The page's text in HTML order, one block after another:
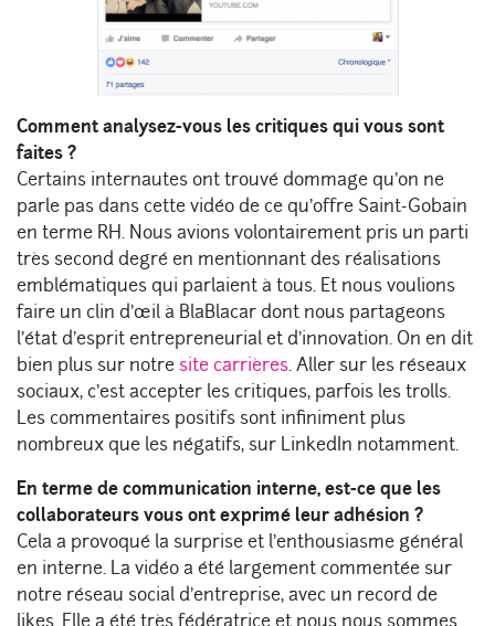
Comment analysez-vous les critiques qui vous sont
faites ?
Certains internautes ont trouvé dommage qu’on ne
parle pas dans cette vidéo de ce qu’offre Saint-Gobain
en terme RH. Nous avions volontairement pris un parti
très second degré en mentionnant des réalisations
emblématiques qui parlaient à tous. Et nous voulions
faire un clin d’œil à BlaBlacar dont nous partageons
l’état d’esprit entrepreneurial et d’innovation. On en dit
bien plus sur notre site carrières. Aller sur les réseaux
sociaux, c’est accepter les critiques, parfois les trolls.
Les commentaires positifs sont infiniment plus
nombreux que les négatifs, sur LinkedIn notamment.
En terme de communication interne, est-ce que les
collaborateurs vous ont exprimé leur adhésion ?
Cela a provoqué la surprise et l’enthousiasme général
en interne. La vidéo a été largement commentée sur
notre réseau social d’entreprise, avec un record de
likes. Elle a été très fédératrice et nous nous sommes